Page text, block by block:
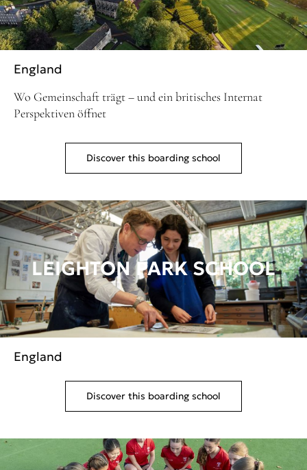
England
Wo Gemeinschaft trägt – und ein britisches Internat
Perspektiven öffnet
Discover this boarding school
LEIGHTON PARK SCHOOL
England
Discover this boarding school